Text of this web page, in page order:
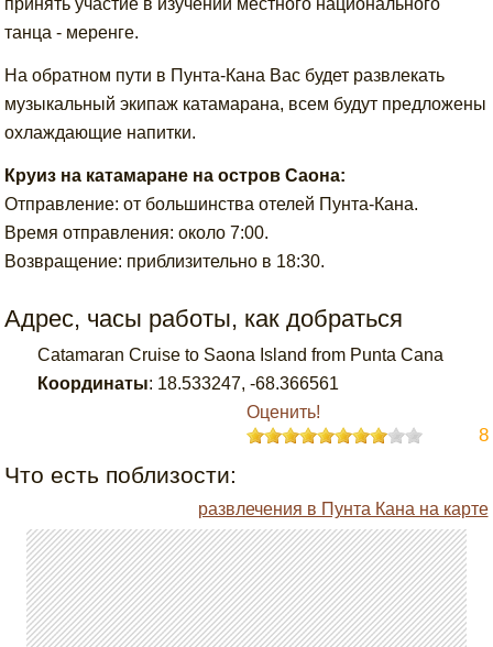
принять участие в изучении местного национального
танца - меренге.
На обратном пути в Пунта-Кана Вас будет развлекать
музыкальный экипаж катамарана, всем будут предложены
охлаждающие напитки.
Круиз на катамаране на остров Саона:
Отправление: от большинства отелей Пунта-Кана.
Время отправления: около 7:00.
Возвращение: приблизительно в 18:30.
Адрес, часы работы, как добраться
Catamaran Cruise to Saona Island from Punta Cana
Координаты: 18.533247,-68.366561
Оценить!
8
Что есть поблизости:
развлечения в Пунта Кана на карте